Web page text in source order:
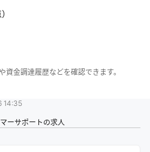
金調達履歴などを確認できます。
14:35
ーサポートの求人